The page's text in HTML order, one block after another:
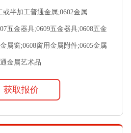
或半加工普通金属;0602金属
五金器具;0609五金器具;0608五金
属窗;0608窗用金属附件;0605金属
金属艺术品
获取报价